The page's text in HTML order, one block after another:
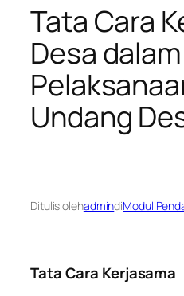
Tata Cara
Desa dalam
Undang
Ditulis olehadmindiModul
Tata Cara Kerjasama